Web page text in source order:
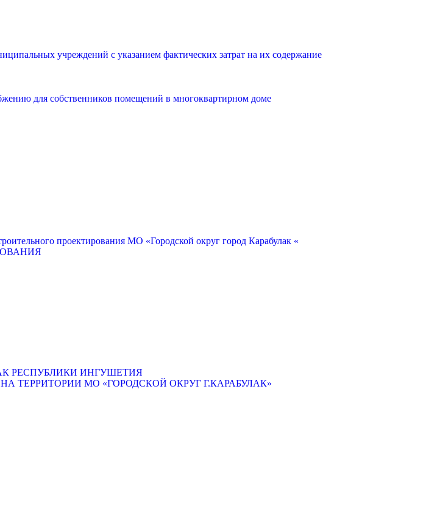
учреждений с указанием фактических затрат на их содержание
для собственников помещений в многоквартирном доме
проектирования МО «Городской округ город Карабулак «
РЕСПУБЛИКИ ИНГУШЕТИЯ
МО «ГОРОДСКОЙ ОКРУГ Г.КАРАБУЛАК»